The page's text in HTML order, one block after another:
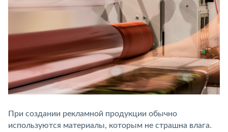
При создании рекламной продукции обычно
используются материалы, которым не страшна влага.